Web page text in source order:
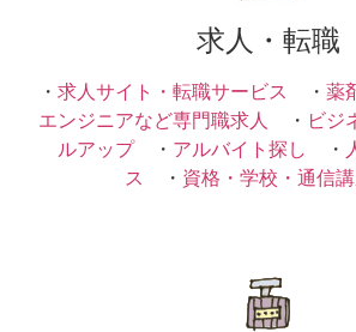
求人・転職
・ 求人サイト・転職サービス ・ 薬
エンジニアなど専門職求人
・ ビジ
ルアップ・ アルバイト探し ・
ス ・ 資格・学校・通信